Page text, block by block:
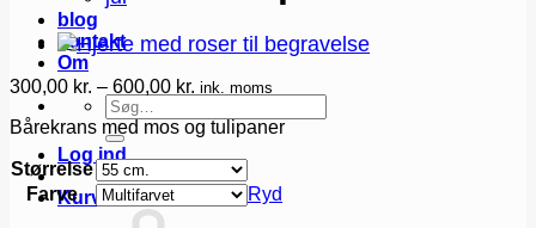
blog
kontakt
Om
Søg
efter:
Log ind
Kurv /0,00kr.
300,00 kr. – 600,00 kr. Prisinterval:
til
ink. moms
Bårekrans med mos og tulipaner
Størrelse
Farve
Ryd